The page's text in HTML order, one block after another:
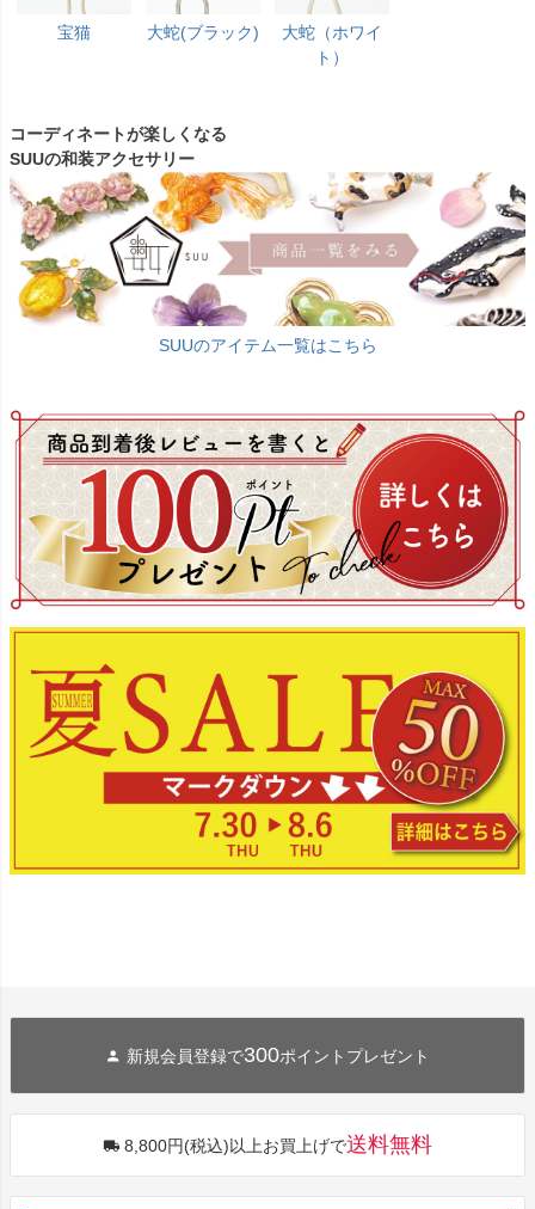
宝猫 大蛇(ブラック)
大蛇（ホワイ
ト）
コーディネートが楽しくなる
SUUの和装アクセサリー
SUUのアイテム一覧はこちら
新規会員登録で300ポイントプレゼント
8,800円(税込)以上お買上げで送料無料